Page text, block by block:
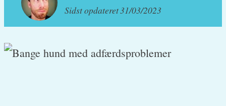
Sidst opdateret31/03/2023